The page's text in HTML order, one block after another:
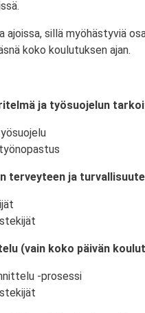
ajoissa, sillä myöhästyviä
koko koulutuksen ajan.
ja työsuojelun
terveyteen ja
(vain koko päivän
-prosessi